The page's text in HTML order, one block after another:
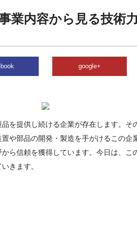
業内容から見る技術
google+
を提供し続ける企業が存在します。そ
や部品の開発・製造を手がけるこの企
ら信頼を獲得しています。今日は、こ
きます。